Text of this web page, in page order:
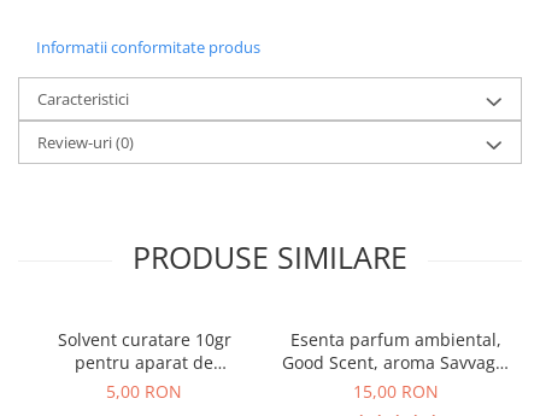
Informatii conformitate produs
Caracteristici
Review-uri(0)
PRODUSE SIMILARE
Solvent curatare 10gr
pentru aparat de
parfumare prin nebulizare
5,00 RON
Esenta parfum ambiental,
Good Scent, aroma Savvage,
10 g
15,00 RON